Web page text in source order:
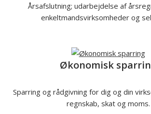
Årsafslutning; udarbejdelse af
enkeltmandsvirksomheder og
Økonomisk
Sparring og rådgivning for dig og din
regnskab, skat og moms.